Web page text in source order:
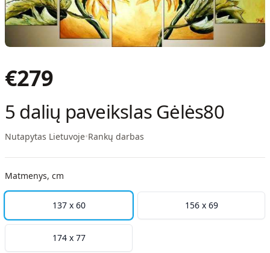
€279
5 dalių paveikslas Gėlės80
Nutapytas Lietuvoje•Rankų darbas
Matmenys, cm
137 x 60 156 x 69
174 x 77